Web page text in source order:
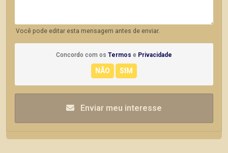
Você pode editar esta mensagem antes de enviar.
Concordo com os Termos e Privacidade
Enviar meu interesse